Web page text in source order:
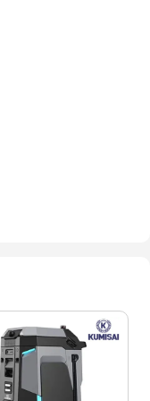
tiếng ồn tiên tiến,
hoạt động, tạo